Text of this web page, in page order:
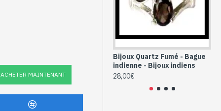
ACHETER MAINTENANT
Bijoux Quartz Fumé - Bague
indienne - Bijoux indiens
28,00€